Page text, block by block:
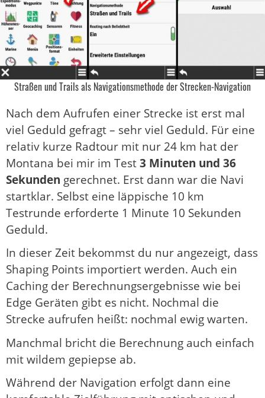
Straßen und Trails als Navigationsmethode der Strecken-Navigation
Nach dem Aufrufen einer Strecke ist erst mal
viel Geduld gefragt – sehr viel Geduld. Für eine
relativ kurze Radtour mit nur 24 km hat der
Montana bei mir im Test3 Minuten und 36
Sekunden gerechnet. Erst dann war die Navi
startklar. Selbst eine läppische 10 km
Testrunde erforderte 1 Minute 10 Sekunden
Geduld.
In dieser Zeit bekommst du nur angezeigt, dass
Shaping Points importiert werden. Auch ein
Caching der Berechnungsergebnisse wie bei
Edge Geräten gibt es nicht. Nochmal die
Strecke aufrufen heißt: nochmal ewig warten.
Manchmal bricht die Berechnung auch einfach
mit wildem gepiepse ab.
Während der Navigation erfolgt dann eine